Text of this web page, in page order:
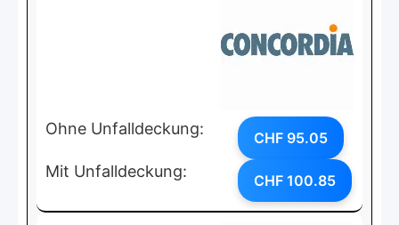
Ohne Unfalldeckung: CHF 95.05
Mit Unfalldeckung: CHF 100.85